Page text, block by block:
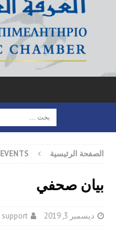
الصفحة الرئيسية EVENTS
بيان صحفي
ديسمبر 3, 2019 support